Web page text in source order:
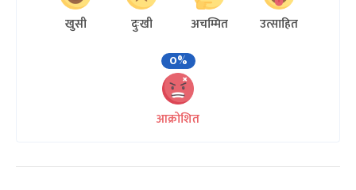
खुसी दुःखी अचम्मित
उत्साहित
0%
आक्रोशित